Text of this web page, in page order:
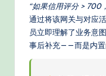
“如果信用评分 > 700
通过将该网关与对应
员立即理解了业务意图
事后补充——而是内